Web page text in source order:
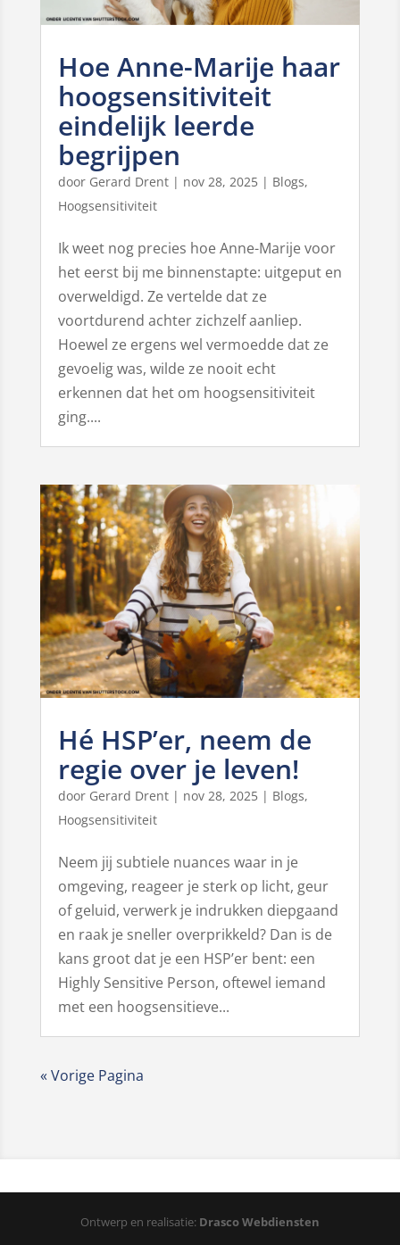
Hoe Anne-Marije haar
hoogsensitiviteit
eindelijk leerde
begrijpen
door Gerard Drent| nov 28, 2025| Blogs,
Hoogsensitiviteit
Ik weet nog precies hoe Anne-Marije voor
het eerst bij me binnenstapte: uitgeput en
overweldigd. Ze vertelde dat ze
voortdurend achter zichzelf aanliep.
Hoewel ze ergens wel vermoedde dat ze
gevoelig was, wilde ze nooit echt
erkennen dat het om hoogsensitiviteit
ging....
Hé HSP’er, neem de
regie over je leven!
door Gerard Drent| nov 28, 2025| Blogs,
Hoogsensitiviteit
Neem jij subtiele nuances waar in je
omgeving, reageer je sterk op licht, geur
of geluid, verwerk je indrukken diepgaand
en raak je sneller overprikkeld? Dan is de
kans groot dat je een HSP’er bent: een
Highly Sensitive Person, oftewel iemand
met een hoogsensitieve...
« Vorige Pagina
Ontwerp en realisatie: Drasco Webdiensten